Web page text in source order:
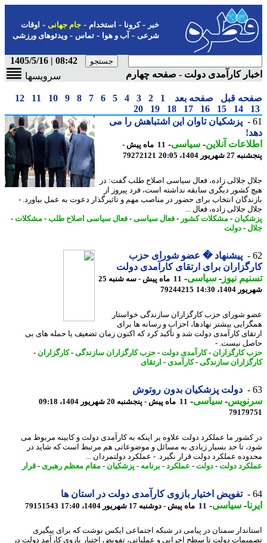
-کرونا-استخدام- جام جهانی-اوقات
شرعی-آب و هوا-تماس-ویدئوهای ورزشی
08:42 | 1405/5/16
کارآمدی دولت - صفحه چهارم
سرویسها
قبل صفحه بعد 1
2
3
4
5
6
7
8
9
10
11
12
14
15
16
17
18
19
20
پزشکیان تاوان این اشتباهش را می
آنلاین-سیاسی-
11 ماه پیش -
1404، 20:05
79272121
جلالی زاده، فعال سیاسی اصلاح طلب گفت: در
کشور دیگری سابقه نداشته است، فرد پیروز از
انتخاب برای حضور در مناصب مهم و تاثیرگذار دعوت به عمل بیاورد. -
جلالی زاده، فعال ...
-مشکلات کشور-فعال سیاسی-فعال سیاسی اصلاح طلب-مشکلات-
-دولت
پیشنهاد � عضو شورای حزب
برای ارتقای کارآمدی دولت
نیوز-سیاسی-
11 ماه پیش - سه شنبه 25
14:30
79244215
شورای حزب کارگزاران سازندگی خواستار
بیشتر نهادها، احزاب و رسانه ها برای
کارآمدی دولت شد و تأکید کرد که اکنون زمان تضعیف یا حمله های بی
نیست. -
کارگزاران - کارآمدی دولت-حزب کارگزاران سازندگی-کارگزاران -
سازندگی-کارآمدی -ارتقای
دولت پزشکیان بدون روتوش
-سیاسی-11 ماه پیش - پنجشنبه 20 شهریور 1404، 09:18
ما عملکرد دولت علاوه بر اینکه به کارآمدی دولت و کابینه مربوط می
تا حد بسیار زیادی به مسائل و موضوعاتی هم مرتبط است که شاید در
عملکرد دولت قرار نگیرد. - عملکرد دولتمردان ...
دولت-دولت-عملکرد-برنامه -پزشکیان-مقام معظم رهبری- قرار
تفویض اختیار بازوی کارآمدی دولت در استان ها
-سیاسی-11 ماه پیش - دوشنبه 17 شهریور 1404، 17:40 79151543
سمنان در پیامی در شبکه اجتماعی ایکس نوشت که برای پیگیری
دولت تا سطح اجرایی و عملیاتی، تفویض اختیار بازوی کارآمد دولت در